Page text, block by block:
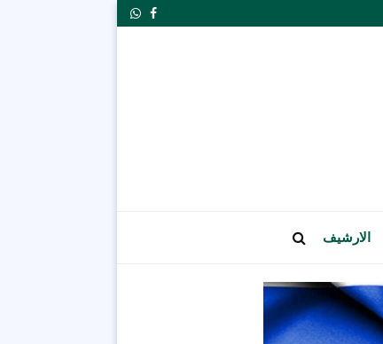
Facebook
Whatsapp
الارشيف